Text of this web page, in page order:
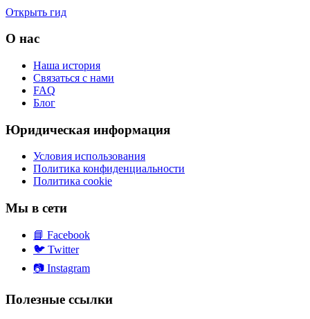
Открыть гид
О нас
Наша история
Связаться с нами
FAQ
Блог
Юридическая информация
Условия использования
Политика конфиденциальности
Политика cookie
Мы в сети
📘 Facebook
🐦 Twitter
📷 Instagram
Полезные ссылки